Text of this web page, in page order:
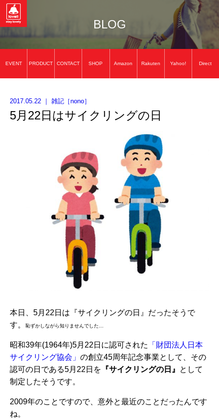
BLOG
2017.05.22 ｜ 雑記 ［nono］
5月22日はサイクリングの日
本日、5月22日は『サイクリングの日』だったそうで
す。
恥ずかしながら知りませんでした…
昭和39年(1964年)5月22日に認可された
「財団法人日本
サイクリング協会」 の創立45周年記念事業として、その
認可の日である5月22日を 『サイクリングの日』
として
制定したそうです。
2009年のことですので、意外と最近のことだったんです
ね。
EVENT PRODUCT CONTACT SHOP Amazon Rakuten Yahoo! Direct